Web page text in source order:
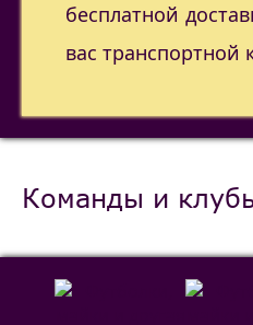
бесплатной
вас транспортной
Команды и